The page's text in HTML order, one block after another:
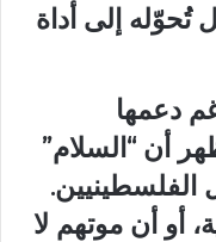
تُحوّله إلى أداة
دعمها
أن “السلام”
الفلسطينيين.
أو أن موتهم لا